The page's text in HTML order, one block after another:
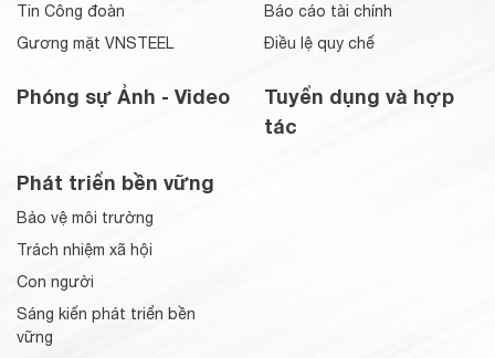
Tin Công đoàn
Gương mặt VNSTEEL
Phóng sự Ảnh - Video
Báo cáo tài chính
Điều lệ quy chế
Tuyển dụng và hợp
tác
Phát triển bền vững
Bảo vệ môi trường
Trách nhiệm xã hội
Con người
Sáng kiến phát triển bền
vững